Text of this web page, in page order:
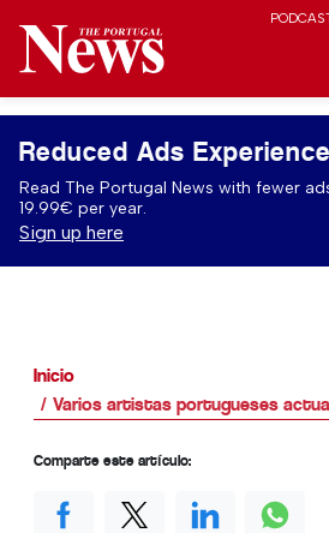
Reduced Ads Experience
Read The Portugal News with fewer
19.99€ per year.
Sign up here
Inicio
Varios artistas portugueses
Comparte este artículo: